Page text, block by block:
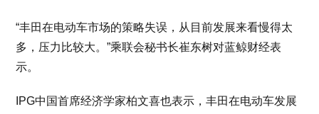
“丰田在电动车市场的策略失误，从目前发展来看慢得太
多，压力比较大。”乘联会秘书长崔东树对蓝鲸财经表
示。
IPG中国首席经济学家柏文喜也表示，丰田在电动车发展